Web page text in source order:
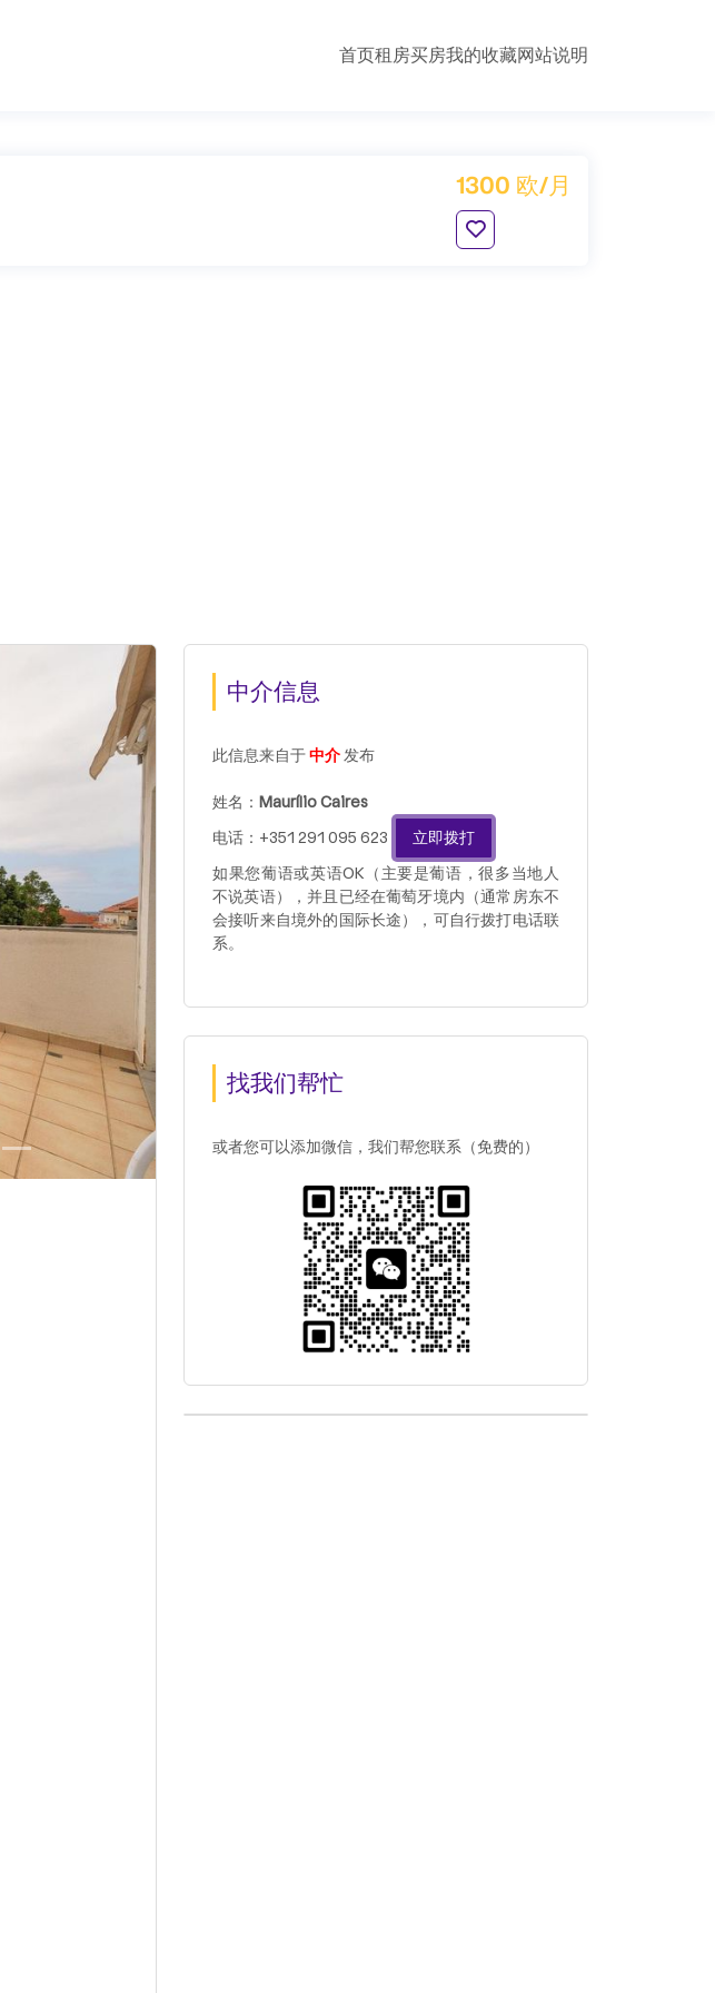
首页租房买房我的收藏网站说明
1300 欧/月
中介信息
此信息来自于中介发布
姓名： Maurílio Caires
电话：+351 291 095 623
立即拨打
如果您葡语或英语OK（主要是葡语，很多当地人
不说英语），并且已经在葡萄牙境内（通常房东不
会接听来自境外的国际长途），可自行拨打电话联
系。
找我们帮忙
或者您可以添加微信，我们帮您联系（免费的）